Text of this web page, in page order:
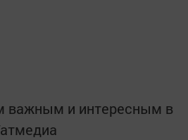
важным и интересным в